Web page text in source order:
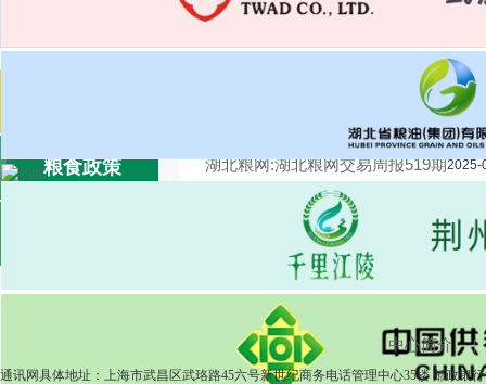
粮食政策
2025-04-18
湖北粮网:湖北粮网交易周报519期2025-
湖北粮网交易周报518期 2025-04-03
中心简介
|
通讯网具体地址：上海市武昌区武珞路45六号新世纪商务电话管理中心35楼 邮政银